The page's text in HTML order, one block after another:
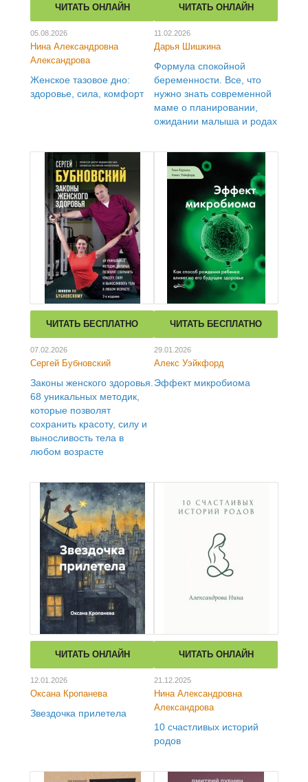
ЧИТАТЬ ОНЛАЙН
05.08.2026
Нина Александровна
Александрова
Женское тазовое дно:
здоровье, сила, комфорт
ЧИТАТЬ ОНЛАЙН
11.02.2026
Дарья Шишкина
Формула спокойной
беременности. Все, что
нужно знать современной
маме о планировании,
ожидании малыша и родах
ЧИТАТЬ БЕСПЛАТНО
07.02.2026
Сергей Бубновский
Законы женского здоровья.
68 уникальных методик,
которые позволят
сохранить красоту, силу и
выносливость тела в
любом возрасте
ЧИТАТЬ БЕСПЛАТНО
29.01.2026
Алекс Уэйкфорд
Эффект микробиома
ЧИТАТЬ ОНЛАЙН
12.01.2026
Оксана Кропанева
Звездочка прилетела
ЧИТАТЬ ОНЛАЙН
21.12.2025
Нина Александровна
Александрова
10 счастливых историй
родов